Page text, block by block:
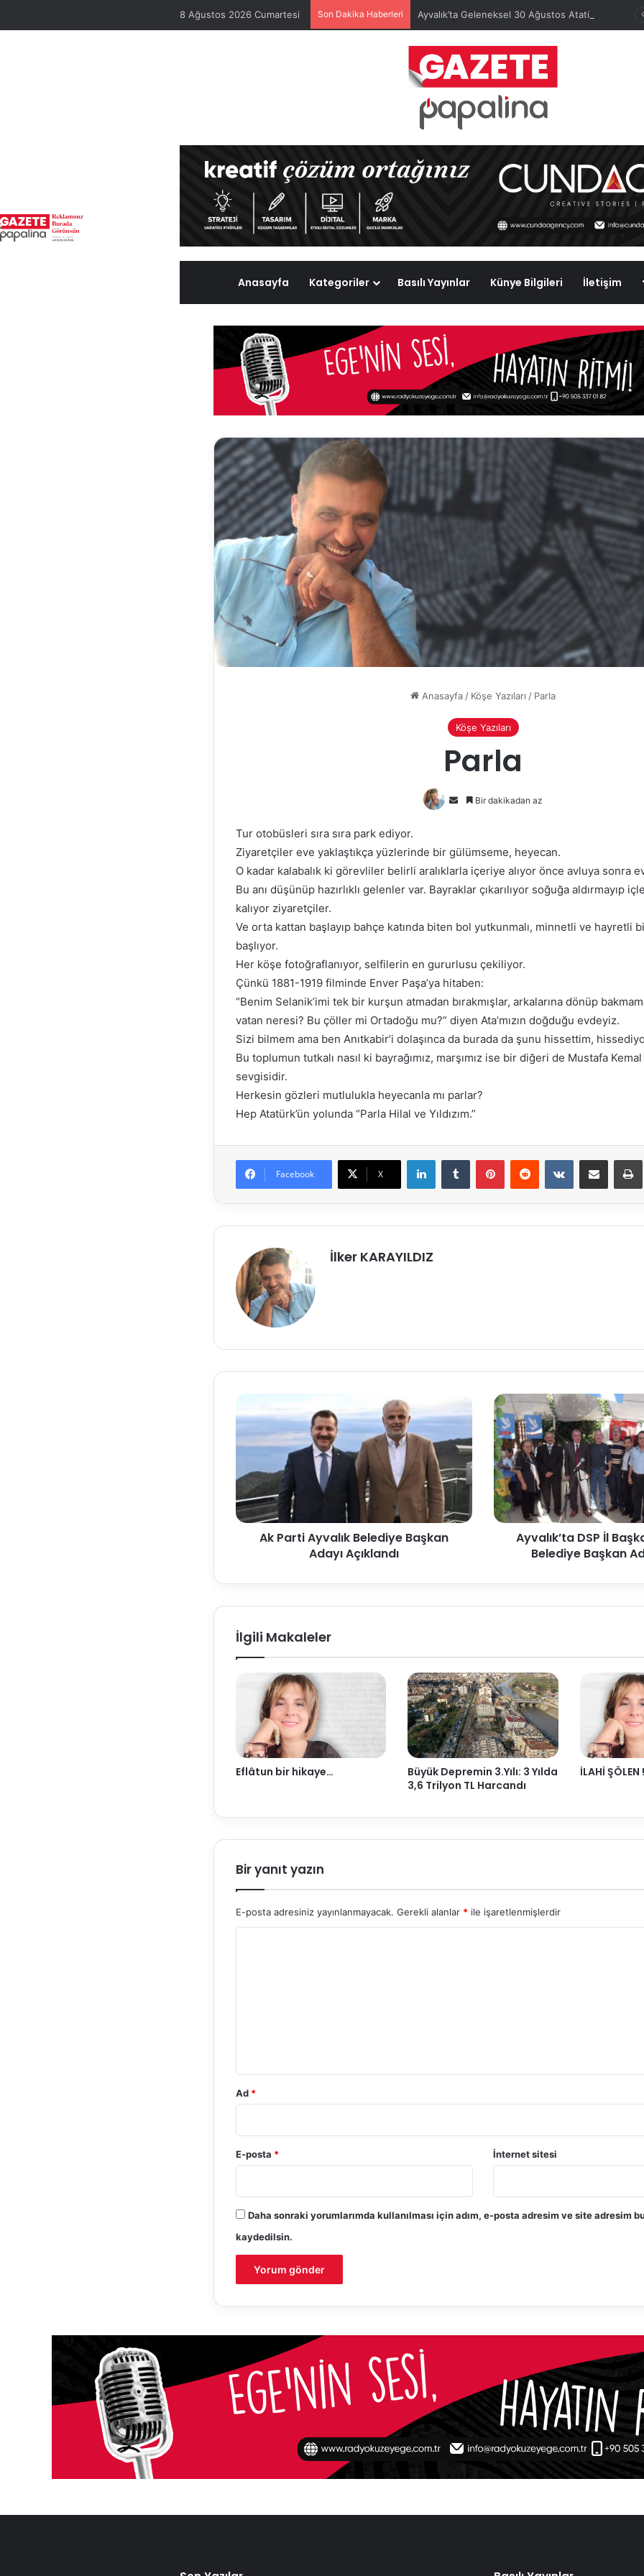
8 Ağustos 2026 Cumartesi Son Dakika Haberleri
Anasayfa Kategoriler Basılı Yayınlar Künye Bilgileri İletişim
Anasayfa/ Köşe Yazıları / Parla
Köşe Yazıları
Parla
Bir
göndermek
Bir dakikadan az
Tur otobüsleri sıra sıra park ediyor.
Ziyaretçiler eve yaklaştıkça yüzlerinde bir gülümseme, heyecan.
O kadar kalabalık ki görevliler belirli aralıklarla içeriye alıyor önce avluya sonra
Bu anı düşünüp hazırlıklı gelenler var. Bayraklar çıkarılıyor soğuğa aldırmayıp
kalıyor ziyaretçiler.
Ve orta kattan başlayıp bahçe katında biten bol yutkunmalı, minnetli ve hayretli
başlıyor.
Her köşe fotoğraflanıyor, selfilerin en gururlusu çekiliyor.
Çünkü 1881-1919 filminde Enver Paşa’ya hitaben:
“Benim Selanik’imi tek bir kurşun atmadan bırakmışlar, arkalarına dönüp
vatan neresi? Bu çöller mi Ortadoğu mu?” diyen Ata’mızın doğduğu evdeyiz.
Sizi bilmem ama ben Anıtkabir’i dolaşınca da burada da şunu hissettim,
Bu toplumun tutkalı nasıl ki bayrağımız, marşımız ise bir diğeri de Mustafa
sevgisidir.
Herkesin gözleri mutlulukla heyecanla mı parlar?
Hep Atatürk’ün yolunda “Parla Hilal ve Yıldızım.”
Facebook X
LinkedInTumblr PinterestReddit VKontakteE-Posta ile paylaş
İlker KARAYILDIZ
Ak Parti Ayvalık Belediye Başkan
Adayı Açıklandı
Ayvalık’ta DSP İl
Belediye Başkan
İlgili Makaleler
Eflâtun bir hikaye…
Büyük Depremin 3.Yılı: 3 Yılda
3,6 Trilyon TL Harcandı
İLAHİ ŞÖLEN !
Bir yanıt yazın
E-posta adresiniz yayınlanmayacak. Gerekli alanlar * ile işaretlenmişlerdir
Ad *
E-posta * İnternet sitesi
Daha sonraki yorumlarımda kullanılması için adım, e-posta adresim ve site adresim
kaydedilsin.